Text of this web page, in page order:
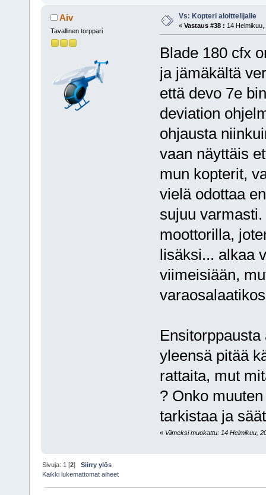
Aiv
Tavallinen torppari
Vs: Kopteri aloittelijalle
« Vastaus #38 : 14
Blade 180 cfx
ja jämäkältä
että devo 7e
deviation
ohjausta
vaan näyttäis
mun kopterit,
vielä odottaa
sujuu
moottorilla,
lisäksi... alkaa
viimeisiään,
yleensä pitää
rattaita, mut
? Onko
tarkistaa ja
« Viimeksi muokattu: 14 Helmikuu,
Sivuja: 1 [2]Siirry ylös
Kaikki lukemattomat aiheet